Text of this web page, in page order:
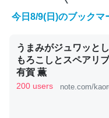
くらい。小説でいう「
ど、短期記憶というに
─GPTの仕組みと限界に
今日8/9(日)のブックマ
うまみがジュワッと
もろこしとスペアリ
有賀 薫
200 users note.com/